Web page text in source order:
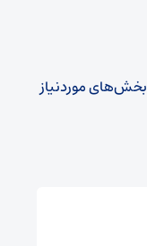
بخش‌های موردنیاز